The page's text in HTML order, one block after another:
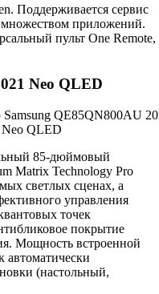
Поддерживается сервис
приложений.
пульт One Remote,
Neo QLED
Neo QLED
85-дюймовый
Matrix Technology Pro
светлых сценах, а
управления
точек
покрытие
Мощность встроенной
автоматически
(настольный,